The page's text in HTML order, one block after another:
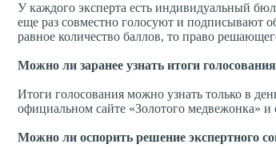
У каждого эксперта есть индивидуальный
еще раз совместно голосуют и подписывают
равное количество баллов, то право
Можно ли заранее узнать итоги
Итоги голосования можно узнать только в
официальном сайте «Золотого медвежонка»
Можно ли оспорить решение экспертного